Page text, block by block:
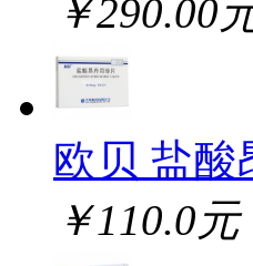
￥290.00
欧贝 盐酸
￥110.0元